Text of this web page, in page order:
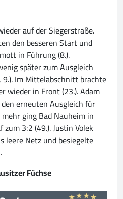
auf der Siegerstraße.
den besseren Start und
in Führung (8.).
später zum Ausgleich
9.). Im Mittelabschnitt brachte
wieder in Front (23.). Adam
erneuten Ausgleich für
ging Bad Nauheim in
3:2 (49.). Justin Volek
leere Netz und besiegelte
Füchse